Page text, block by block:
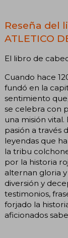
Reseña del
ATLETICO
El libro de
Cuando hace
fundó en la
sentimiento
se celebra con
una misión
pasión a través
leyendas que
la tribu
por la historia
alternan gloria
diversión y
testimonios,
forjado la
aficionados